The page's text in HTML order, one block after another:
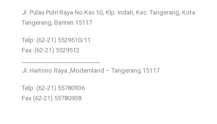
Jl. Pulau Putri Raya No.Kav 10, Klp. Indah, Kec. Tangerang, Kota
Tangerang, Banten 15117
Telp: (62-21) 5529510/11
Fax: (62-21) 5529512
Jl. Hartono Raya ,Modernland – Tangerang 15117
Telp. (62-21) 55780936
Fax (62-21) 55780938